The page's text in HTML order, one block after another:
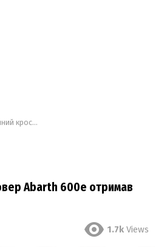
отримав топову версію
Abarth 600e отримав
1.7k Views